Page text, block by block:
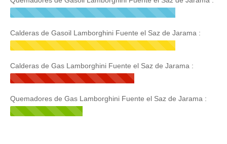
Calderas de Gasoil Lamborghini Fuente el Saz de Jarama :
Calderas de Gas Lamborghini Fuente el Saz de Jarama :
Quemadores de Gas Lamborghini Fuente el Saz de Jarama :